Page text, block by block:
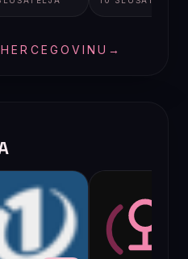
→